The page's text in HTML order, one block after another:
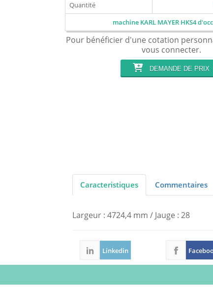
Quantité
machine KARL MAYER HKS4
Pour bénéficier d'une cotation
vous connecter.
DEMANDE DE PRIX
Caracteristiques Commentaires
Largeur : 4724,4 mm / Jauge : 28
Linkedin